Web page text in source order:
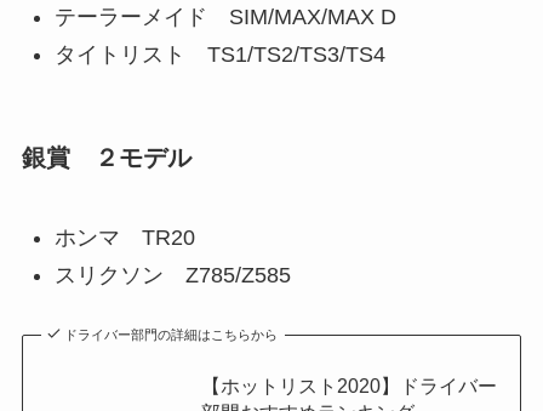
テーラーメイド SIM/MAX/MAX D
タイトリスト TS1/TS2/TS3/TS4
銀賞 ２モデル
ホンマ TR20
スリクソン Z785/Z585
ドライバー部門の詳細はこちらから
【ホットリスト2020】ドライバー